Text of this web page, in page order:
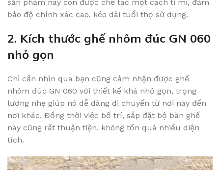
sản phẩm này còn được chế tác một cách tỉ mỉ, đảm
bảo độ chính xác cao, kéo dài tuổi thọ sử dụng.
2. Kích thước ghế nhôm đúc GN 060
nhỏ gọn
Chỉ cần nhìn qua bạn cũng cảm nhận được ghế
nhôm đúc GN 060 với thiết kế khá nhỏ gọn, trọng
lượng nhẹ giúp nó dễ dàng di chuyển từ nơi này đến
nơi khác. Đồng thời việc bố trí, sắp đặt bộ bàn ghế
này cũng rất thuận tiện, không tốn quá nhiều diện
tích.